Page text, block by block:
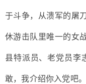
于斗争，从溃军的屠
休游击队里唯一的女
县特派员、老党员李
敢，我介绍你入党吧